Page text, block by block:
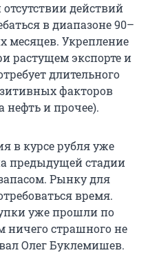
действий
в диапазоне 90–
месяцев. Укрепление
растущем экспорте и
длительного
факторов
нефть и прочее).
в курсе рубля уже
предыдущей стадии
Рынку для
время.
уже прошли по
страшного не
Олег Буклемишев.